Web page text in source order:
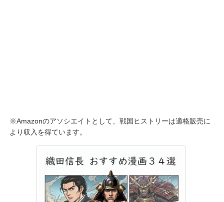
※Amazonのアソシエイトとして、戦国ヒストリーは適格販売に
より収入を得ています。